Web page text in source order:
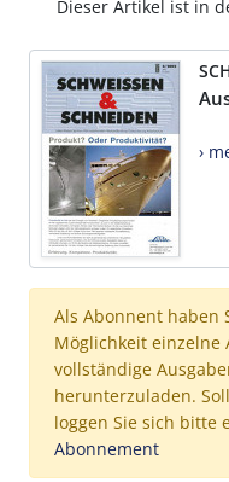
Dieser Artikel ist in
›
Als Abonnent haben
Möglichkeit einzelne
vollständige
herunterzuladen.
loggen Sie sich bitte
Abonnement